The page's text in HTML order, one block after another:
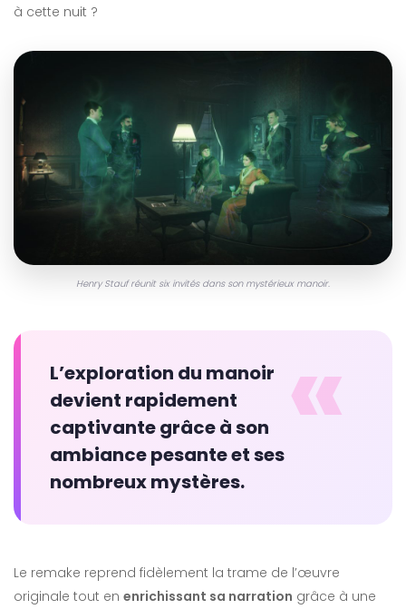
à cette nuit ?
Henry Stauf réunit six invités dans son mystérieux manoir.
«
L’exploration du manoir
devient rapidement
captivante grâce à son
ambiance pesante et ses
nombreux mystères.
Le remake reprend fidèlement la trame de l’œuvre
originale tout en enrichissant sa narration grâce à une